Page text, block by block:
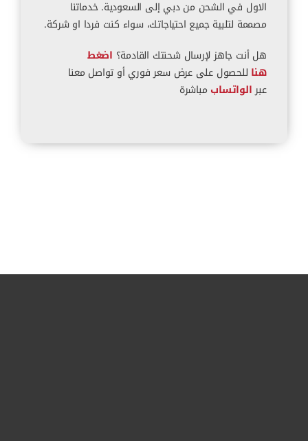
الاول في الشحن من دبي إلى السعودية. خدماتنا
مصممة لتلبية جميع احتياجاتك، سواء كنت فردا او شركة.
هل أنت جاهز لإرسال شحنتك القادمة؟ اضغط
هنا للحصول على عرض سعر فوري أو تواصل معنا
عبرالواتساب مباشرة